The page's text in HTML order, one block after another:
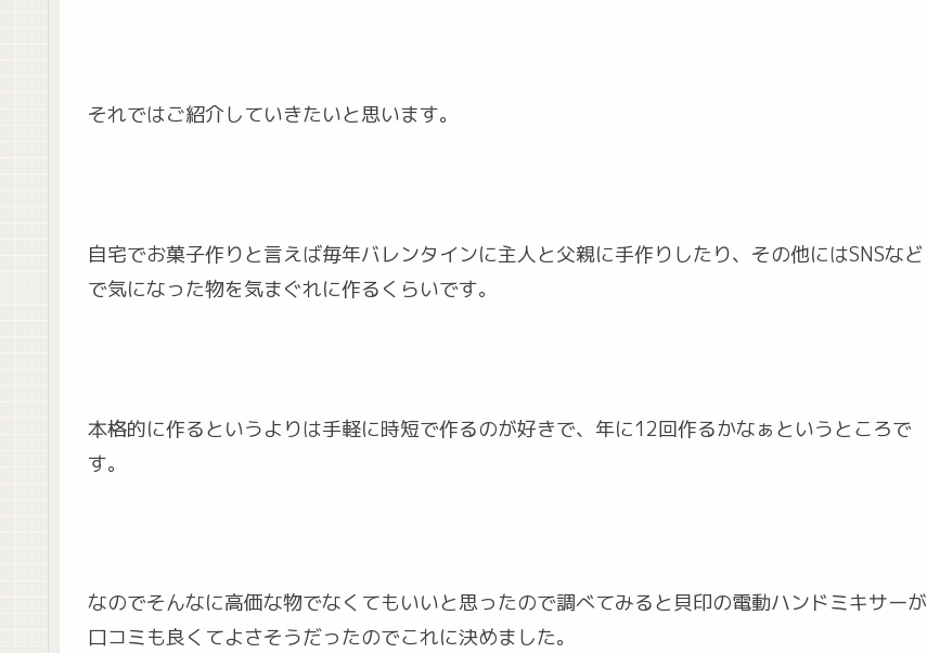
それではご紹介していきたいと思います。
自宅でお菓子作りと言えば毎年バレンタインに主人と父親に手作りしたり、その他にはSNSなど
で気になった物を気まぐれに作るくらいです。
本格的に作るというよりは手軽に時短で作るのが好きで、年に12回作るかなぁというところで
す。
なのでそんなに高価な物でなくてもいいと思ったので調べてみると貝印の電動ハンドミキサーが
口コミも良くてよさそうだったのでこれに決めました。